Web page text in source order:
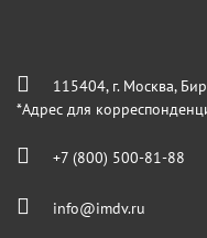
115404, г. Москва,
*Адрес для
+7 (800) 500-81-88
info@imdv.ru